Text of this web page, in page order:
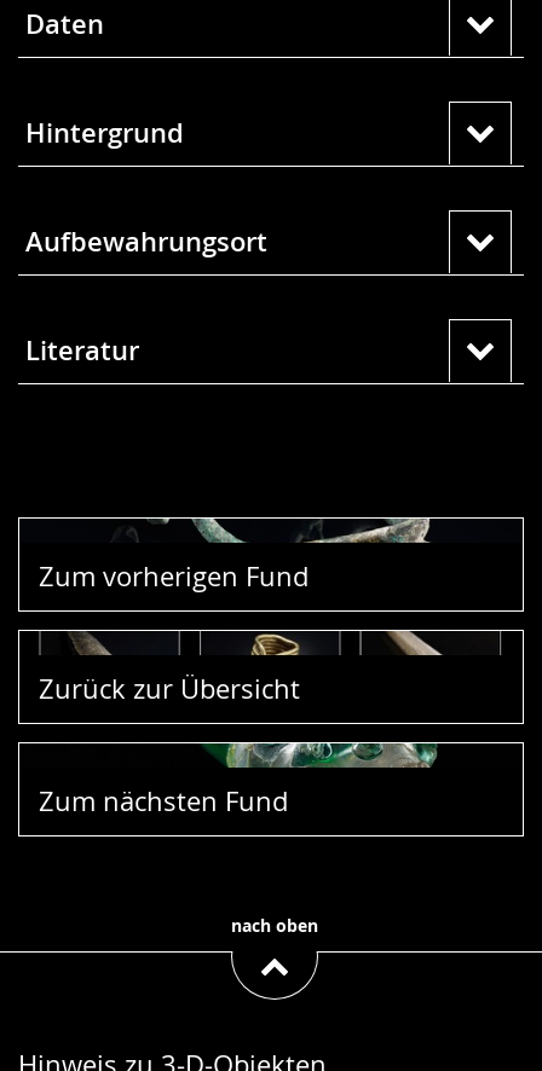
Daten
Hintergrund
Aufbewahrungsort
Literatur
Zum vorherigen Fund
Zurück zur Übersicht
Zum nächsten Fund
nach oben